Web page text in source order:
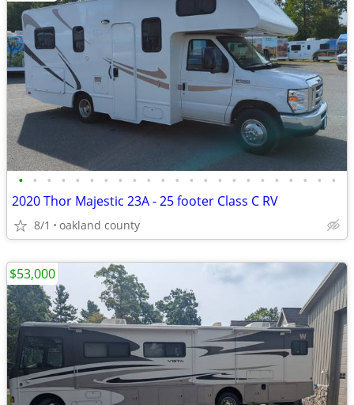
• • • • • • • • • • • • • • • • • • • • • • •
2020 Thor Majestic 23A - 25 footer Class C RV
8/1 oakland county
$53,000